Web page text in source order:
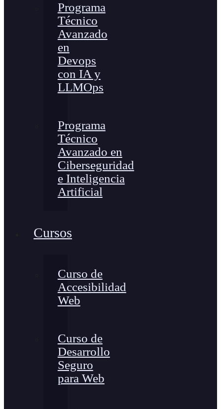
Programa
Técnico
Avanzado
en
Devops
con IA y
LLMOps
Programa
Técnico
Avanzado en
Ciberseguridad
e Inteligencia
Artificial
Cursos
Curso de
Accesibilidad
Web
Curso de
Desarrollo
Seguro
para Web